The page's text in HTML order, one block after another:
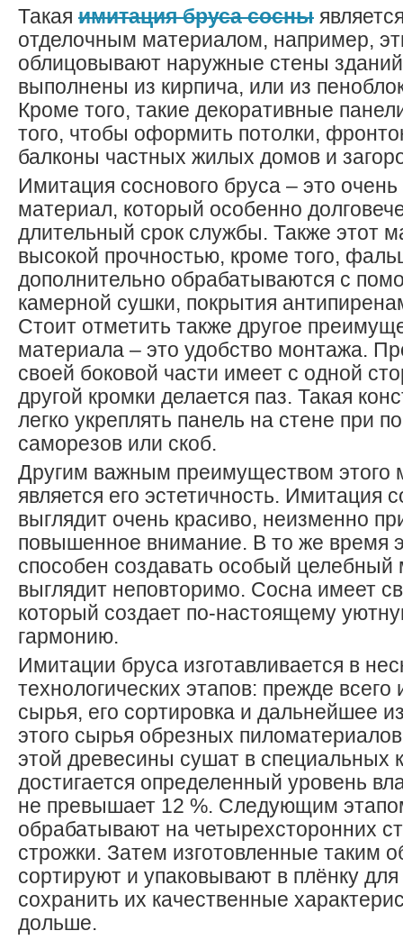
Такая имитация бруса сосны
отделочным материалом, например,
облицовывают наружные стены
выполнены из кирпича, или из
Кроме того, такие декоративные
того, чтобы оформить потолки,
балконы частных жилых домов и
Имитация соснового бруса – это
материал, который особенно
длительный срок службы. Также этот
высокой прочностью, кроме того,
дополнительно обрабатываются с
камерной сушки, покрытия
Стоит отметить также другое
материала – это удобство монтажа.
своей боковой части имеет с одной
другой кромки делается паз. Такая
легко укреплять панель на стене при
саморезов или скоб.
Другим важным преимуществом этого
является его эстетичность. Имитация
выглядит очень красиво, неизменно
повышенное внимание. В то же время
способен создавать особый целебный
выглядит неповторимо. Сосна имеет
который создает по-настоящему
гармонию.
Имитации бруса изготавливается в
технологических этапов: прежде всего
сырья, его сортировка и дальнейшее
этого сырья обрезных
этой древесины сушат в специальных
достигается определенный уровень
не превышает 12 %. Следующим
обрабатывают на четырехсторонних
строжки. Затем изготовленные таким
сортируют и упаковывают в плёнку для
сохранить их качественные
дольше.